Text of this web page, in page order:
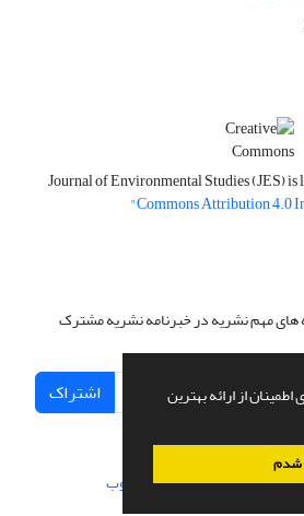
از ارائه بهترین
شدم
Journal of Environmental Studies (JES) is
Commons Attribution 4.0
های مهم نشریه در خبرنامه نشریه مشترک
اشتراک
طراحی و پیاده سازی از سیناوب